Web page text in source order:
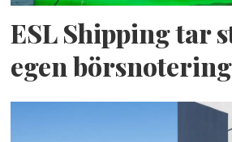
ESL Shipping tar
egen börsnotering